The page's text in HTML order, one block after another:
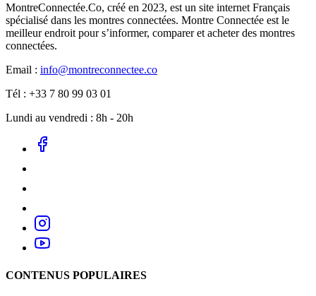
MontreConnectée.Co, créé en 2023, est un site internet Français
spécialisé dans les montres connectées. Montre Connectée est le
meilleur endroit pour s’informer, comparer et acheter des montres
connectées.
Email : info@montreconnectee.co
Tél : +33 7 80 99 03 01
Lundi au vendredi : 8h - 20h
CONTENUS POPULAIRES